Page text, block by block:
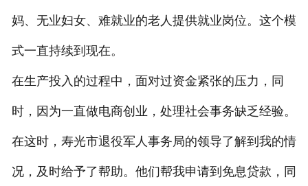
妈、无业妇女、难就业的老人提供就业岗位。这个模
式一直持续到现在。
在生产投入的过程中，面对过资金紧张的压力，同
时，因为一直做电商创业，处理社会事务缺乏经验。
在这时，寿光市退役军人事务局的领导了解到我的情
况，及时给予了帮助。他们帮我申请到免息贷款，同